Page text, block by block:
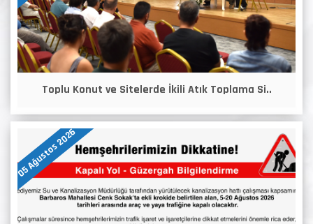
Toplu Konut ve Sitelerde İkili Atık Toplama Si..
05 Ağustos 2026